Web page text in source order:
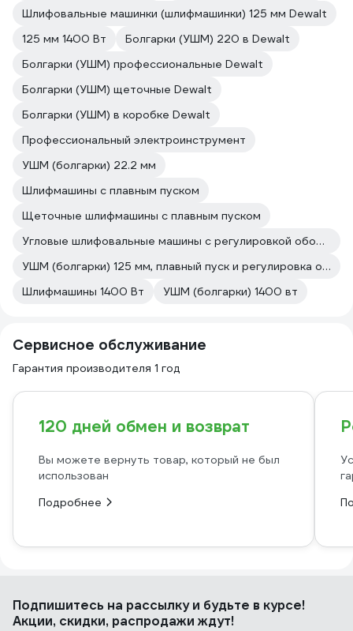
Шлифовальные машинки (шлифмашинки) 125 мм Dewalt
125 мм 1400 Вт
Болгарки (УШМ) 220 в Dewalt
Болгарки (УШМ) профессиональные Dewalt
Болгарки (УШМ) щеточные Dewalt
Болгарки (УШМ) в коробке Dewalt
Профессиональный электроинструмент
УШМ (болгарки) 22.2 мм
Шлифмашины с плавным пуском
Щеточные шлифмашины с плавным пуском
Угловые шлифовальные машины с регулировкой оборотов с плавным пуском
УШМ (болгарки) 125 мм, плавный пуск и регулировка оборотов
Шлифмашины 1400 Вт
УШМ (болгарки) 1400 вт
Сервисное обслуживание
Гарантия производителя 1 год
120 дней обмен и возврат
Вы можете вернуть товар, который не был
использован
Подробнее
Подпишитесь на рассылкуи будьте в курсе!
Акции, скидки, распродажи ждут!